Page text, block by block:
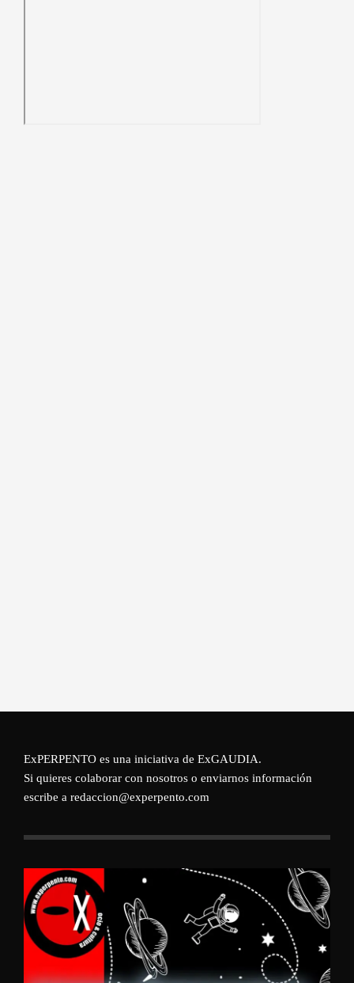
ExPERPENTO es una iniciativa de ExGAUDIA.
Si quieres colaborar con nosotros o enviarnos información
escribe a redaccion@experpento.com